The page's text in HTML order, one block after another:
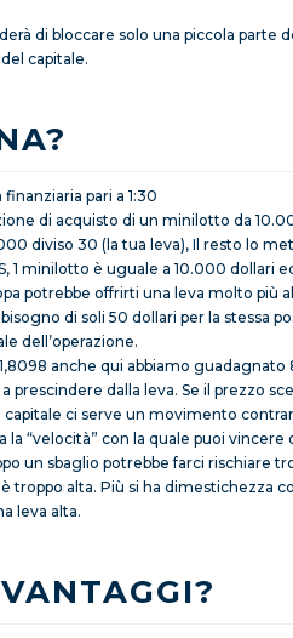
di bloccare solo una piccola parte
capitale.
pari a 1:30
di acquisto di un minilotto da
diviso 30 (la tua leva), Il resto lo
1 minilotto è uguale a 10.000 dollari
potrebbe offrirti una leva molto più
di soli 50 dollari per la stessa
dell’operazione.
anche qui abbiamo guadagnato
prescindere dalla leva. Se il prezzo
ci serve un movimento
la “velocità” con la quale puoi
un sbaglio potrebbe farci rischiare
troppo alta. Più si ha dimestichezza
leva alta.